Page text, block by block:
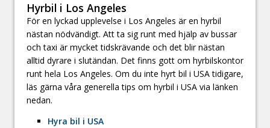
Hyrbil i Los Angeles
För en lyckad upplevelse i Los Angeles är en hyrbil
nästan nödvändigt. Att ta sig runt med hjälp av bussar
och taxi är mycket tidskrävande och det blir nästan
alltid dyrare i slutändan. Det finns gott om hyrbilskontor
runt hela Los Angeles. Om du inte hyrt bil i USA tidigare,
läs gärna våra generella tips om hyrbil i USA via länken
nedan.
Hyra bil i USA